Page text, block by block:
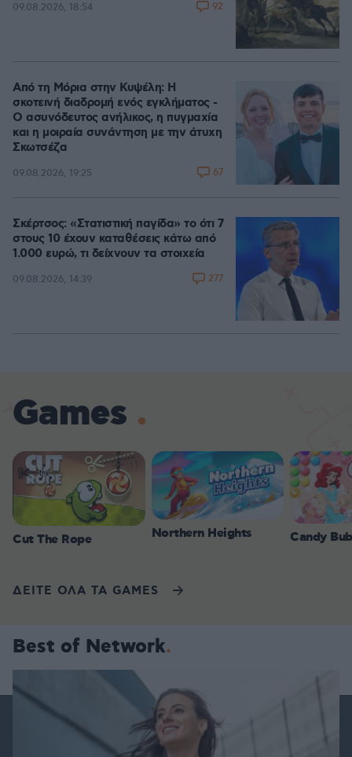
09.08.2026, 18:54 92
Από τη Μόρια στην Κυψέλη: Η
σκοτεινή διαδρομή ενός εγκλήματος -
Ο ασυνόδευτος ανήλικος, η πυγμαχία
και η μοιραία συνάντηση με την άτυχη
Σκωτσέζα
09.08.2026, 19:25 67
Σκέρτσος: «Στατιστική παγίδα» το ότι 7
στους 10 έχουν καταθέσεις κάτω από
1.000 ευρώ, τι δείχνουν τα στοιχεία
09.08.2026, 14:39 277
Games
Cut The Rope Northern Heights Candy
ΔΕΙΤΕ ΟΛΑ ΤΑ GAMES
Best of Network